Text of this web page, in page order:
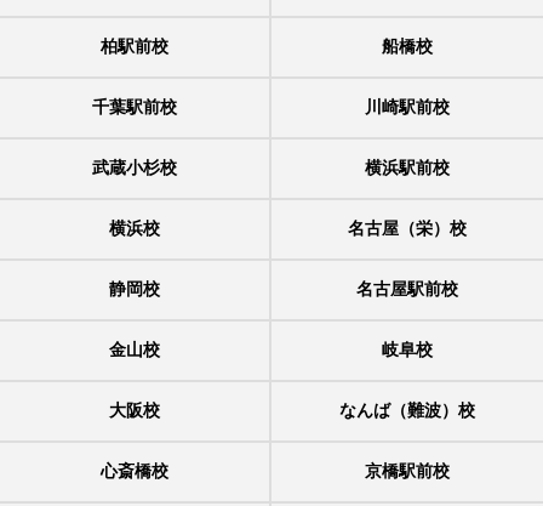
柏駅前校 船橋校
千葉駅前校 川崎駅前校
武蔵小杉校 横浜駅前校
横浜校 名古屋（栄）校
静岡校 名古屋駅前校
金山校 岐阜校
大阪校 なんば（難波）校
心斎橋校 京橋駅前校